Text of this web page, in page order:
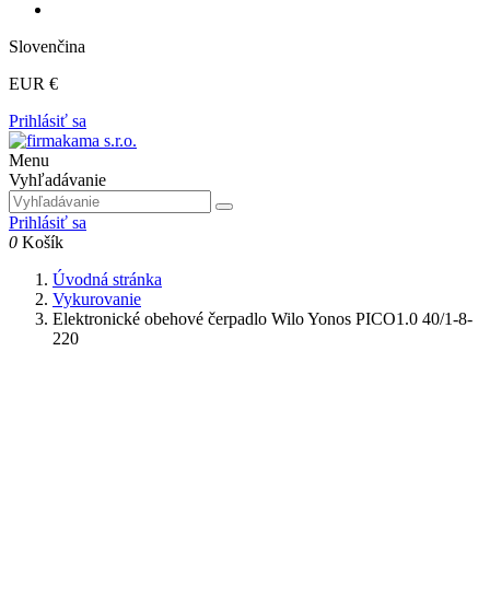
Slovenčina
EUR €
Prihlásiť sa
Menu
Vyhľadávanie
Prihlásiť sa
0 Košík
Úvodná stránka
Vykurovanie
Elektronické obehové čerpadlo Wilo Yonos PICO1.0 40/1-8-
220